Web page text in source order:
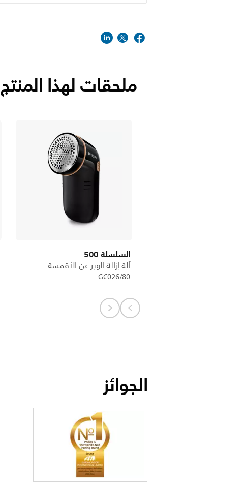
ملحقات لهذا المنتج
السلسلة 500
آلة إزالة الوبر عن الأقمشة
GC026/80
الجوائز